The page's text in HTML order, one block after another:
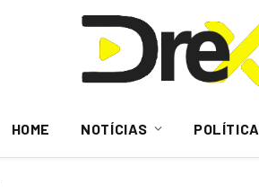
HOME NOTÍCIAS POLÍTICA